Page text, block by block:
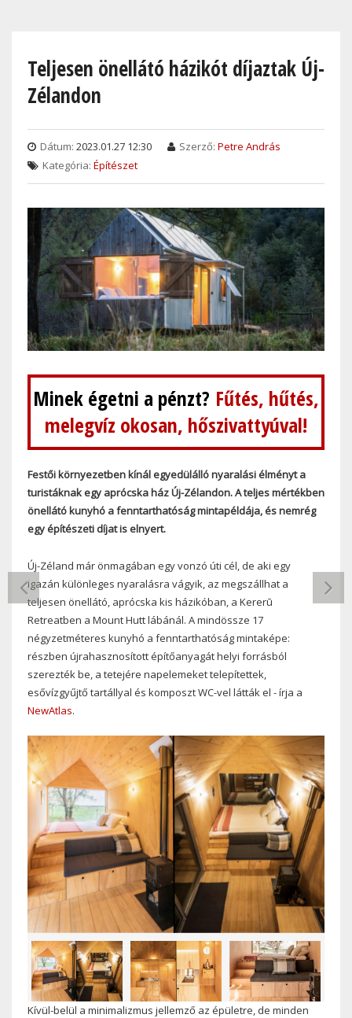
contentTeljesen önellátó házikót díjaztak Új-
Zélandon
Dátum: 2023.01.27 12:30 Szerző: Petre András
Kategória: Építészet
Minek égetni a pénzt? Fűtés, hűtés,
melegvíz okosan, hőszivattyúval!
Festői környezetben kínál egyedülálló nyaralási élményt a
turistáknak egy aprócska ház Új-Zélandon. A teljes mértékben
önellátó kunyhó a fenntarthatóság mintapéldája, és nemrég
egy építészeti díjat is elnyert.
Új-Zéland már önmagában egy vonzó úti cél, de aki egy
igazán különleges nyaralásra vágyik, az megszállhat a
teljesen önellátó, aprócska kis házikóban, a Kererū
Retreatben a Mount Hutt lábánál. A mindössze 17
négyzetméteres kunyhó a fenntarthatóság mintaképe:
részben újrahasznosított építőanyagát helyi forrásból
szerezték be, a tetejére napelemeket telepítettek,
esővízgyűjtő tartállyal és komposzt WC-vel látták el - írja a
NewAtlas.
PREVIOUS
Kívül-belül a minimalizmus jellemző az épületre, de minden